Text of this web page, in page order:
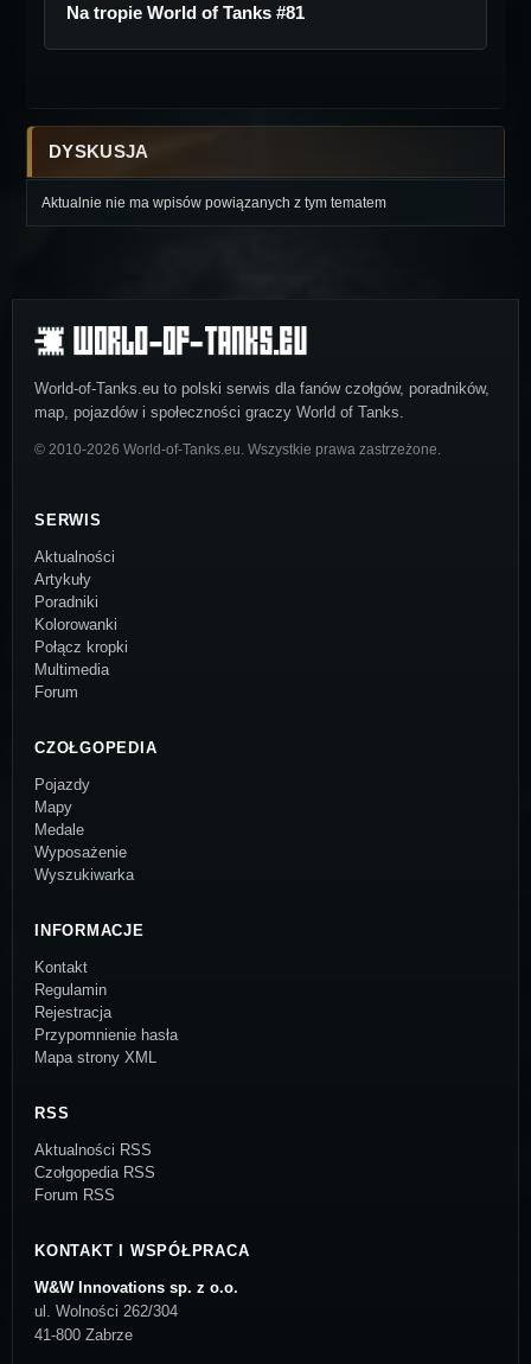
Na tropie World of Tanks #81
DYSKUSJA
Aktualnie nie ma wpisów powiązanych z tym tematem
World-of-Tanks.eu to polski serwis dla fanów czołgów, poradników,
map, pojazdów i społeczności graczy World of Tanks.
© 2010-2026 World-of-Tanks.eu. Wszystkie prawa zastrzeżone.
SERWIS
Aktualności
Artykuły
Poradniki
Kolorowanki
Połącz kropki
Multimedia
Forum
CZOŁGOPEDIA
Pojazdy
Mapy
Medale
Wyposażenie
Wyszukiwarka
INFORMACJE
Kontakt
Regulamin
Rejestracja
Przypomnienie hasła
Mapa strony XML
RSS
Aktualności RSS
Czołgopedia RSS
Forum RSS
KONTAKT I WSPÓŁPRACA
W&W Innovations sp. z o.o.
ul. Wolności 262/304
41-800 Zabrze